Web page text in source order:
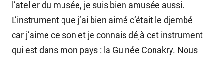
l’atelier du musée, je suis bien amusée aussi.
L’instrument que j’ai bien aimé c’était le djembé
car j’aime ce son et je connais déjà cet instrument
qui est dans mon pays : la Guinée Conakry. Nous